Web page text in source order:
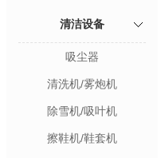
清洁设备
吸尘器
清洗机/雾炮机
除雪机/吸叶机
擦鞋机/鞋套机